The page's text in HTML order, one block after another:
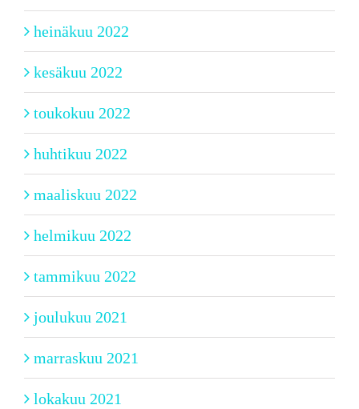
heinäkuu 2022
kesäkuu 2022
toukokuu 2022
huhtikuu 2022
maaliskuu 2022
helmikuu 2022
tammikuu 2022
joulukuu 2021
marraskuu 2021
lokakuu 2021